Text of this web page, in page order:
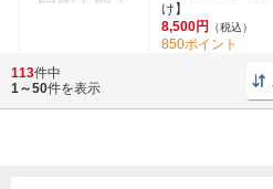
け】
8,500円
（税込）
850ポイント
113件中
1～50件を表示